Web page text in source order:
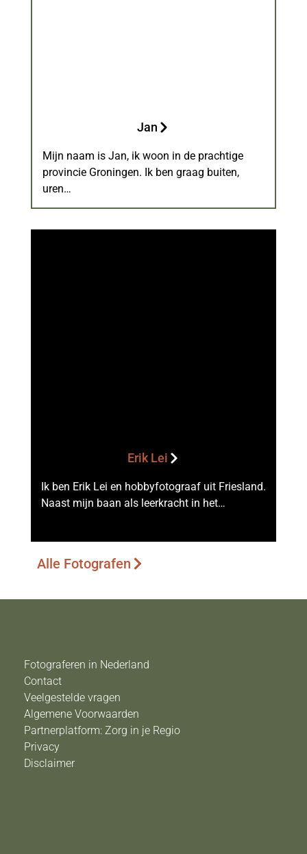
Jan
Mijn naam is Jan, ik woon in de prachtige
provincie Groningen. Ik ben graag buiten,
uren…
Erik Lei
Ik ben Erik Lei en hobbyfotograaf uit Friesland.
Naast mijn baan als leerkracht in het…
Alle Fotografen
Fotograferen in Nederland
Contact
Veelgestelde vragen
Algemene Voorwaarden
Partnerplatform: Zorg in je Regio
Privacy
Disclaimer